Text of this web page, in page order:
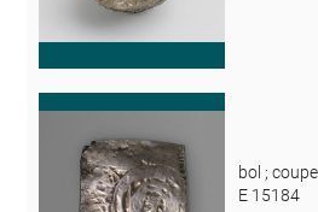
bol ; coupe
E 15184